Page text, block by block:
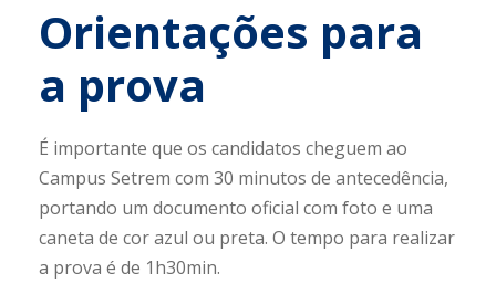
Orientações para
a prova
É importante que os candidatos cheguem ao
Campus Setrem com 30 minutos de antecedência,
portando um documento oficial com foto e uma
caneta de cor azul ou preta. O tempo para realizar
a prova é de 1h30min.